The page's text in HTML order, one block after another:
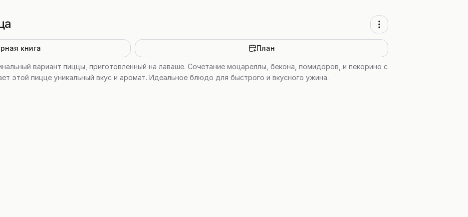
книга План
вариант пиццы, приготовленный на лаваше. Сочетание моцареллы, бекона, помидоров, и пекорино с
этой пицце уникальный вкус и аромат. Идеальное блюдо для быстрого и вкусного ужина.